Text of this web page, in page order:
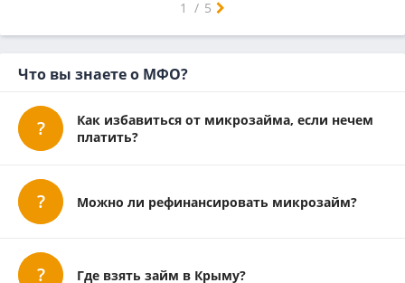
1 / 5
Что вы знаете о МФО?
Как избавиться от микрозайма, если нечем
платить?
Можно ли рефинансировать микрозайм?
Где взять займ в Крыму?